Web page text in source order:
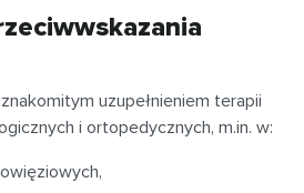
uzupełnieniem terapii
i ortopedycznych, m.in. w: